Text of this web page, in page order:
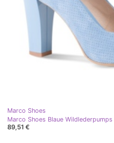
Marco Shoes
Marco Shoes Blaue
89,51 €